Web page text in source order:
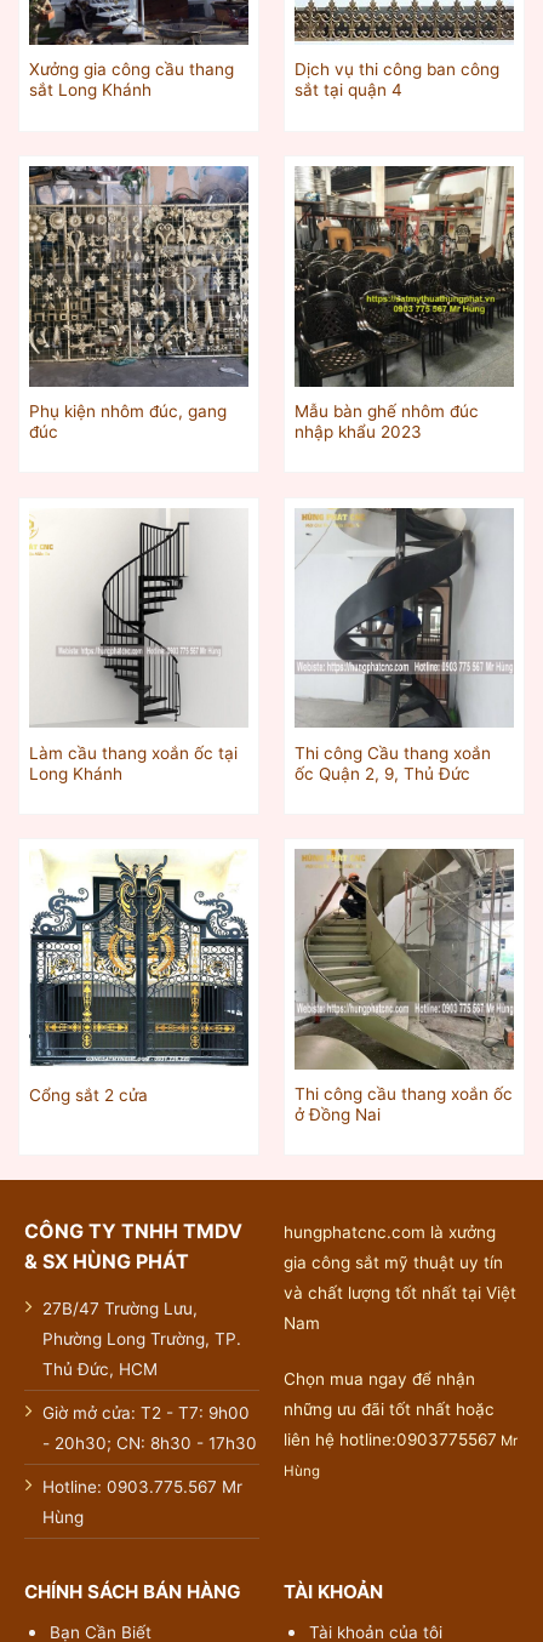
Xưởng gia công cầu thang
sắt Long Khánh
Dịch vụ thi công ban công
sắt tại quận 4
Phụ kiện nhôm đúc, gang
đúc
Mẫu bàn ghế nhôm đúc
nhập khẩu 2023
Làm cầu thang xoắn ốc tại
Long Khánh
Thi công Cầu thang xoắn
ốc Quận 2, 9, Thủ Đức
Cổng sắt 2 cửa
Thi công cầu thang xoắn ốc
ở Đồng Nai
CÔNG TY TNHH TMDV
& SX HÙNG PHÁT
27B/47 Trường Lưu,
Phường Long Trường, TP.
Thủ Đức, HCM
Giờ mở cửa: T2 - T7: 9h00
- 20h30; CN: 8h30 - 17h30
Hotline: 0903.775.567 Mr
Hùng
hungphatcnc.com là xưởng
gia công sắt mỹ thuật uy tín
và chất lượng tốt nhất tại Việt
Nam
Chọn mua ngay để nhận
những ưu đãi tốt nhất hoặc
liên hệ hotline:0903775567 Mr
Hùng
CHÍNH SÁCH BÁN HÀNG
Bạn Cần Biết
TÀI KHOẢN
Tài khoản của tôi